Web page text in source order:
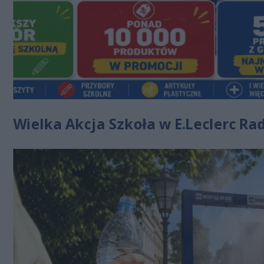
Wielka Akcja Szkoła w E.Leclerc